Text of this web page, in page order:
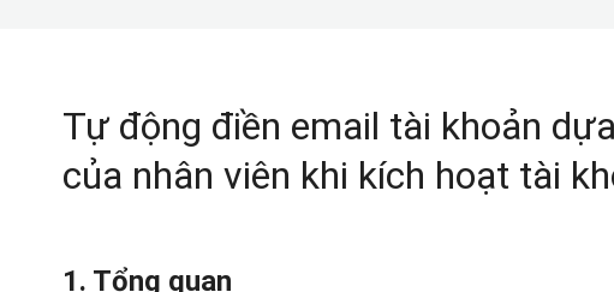
Tự động điền email tài khoản
của nhân viên khi kích hoạt tài
1. Tổng quan